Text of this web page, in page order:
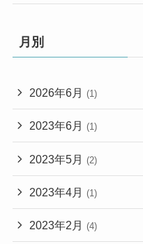
月別
2026年6月 (1)
2023年6月 (1)
2023年5月 (2)
2023年4月 (1)
2023年2月 (4)